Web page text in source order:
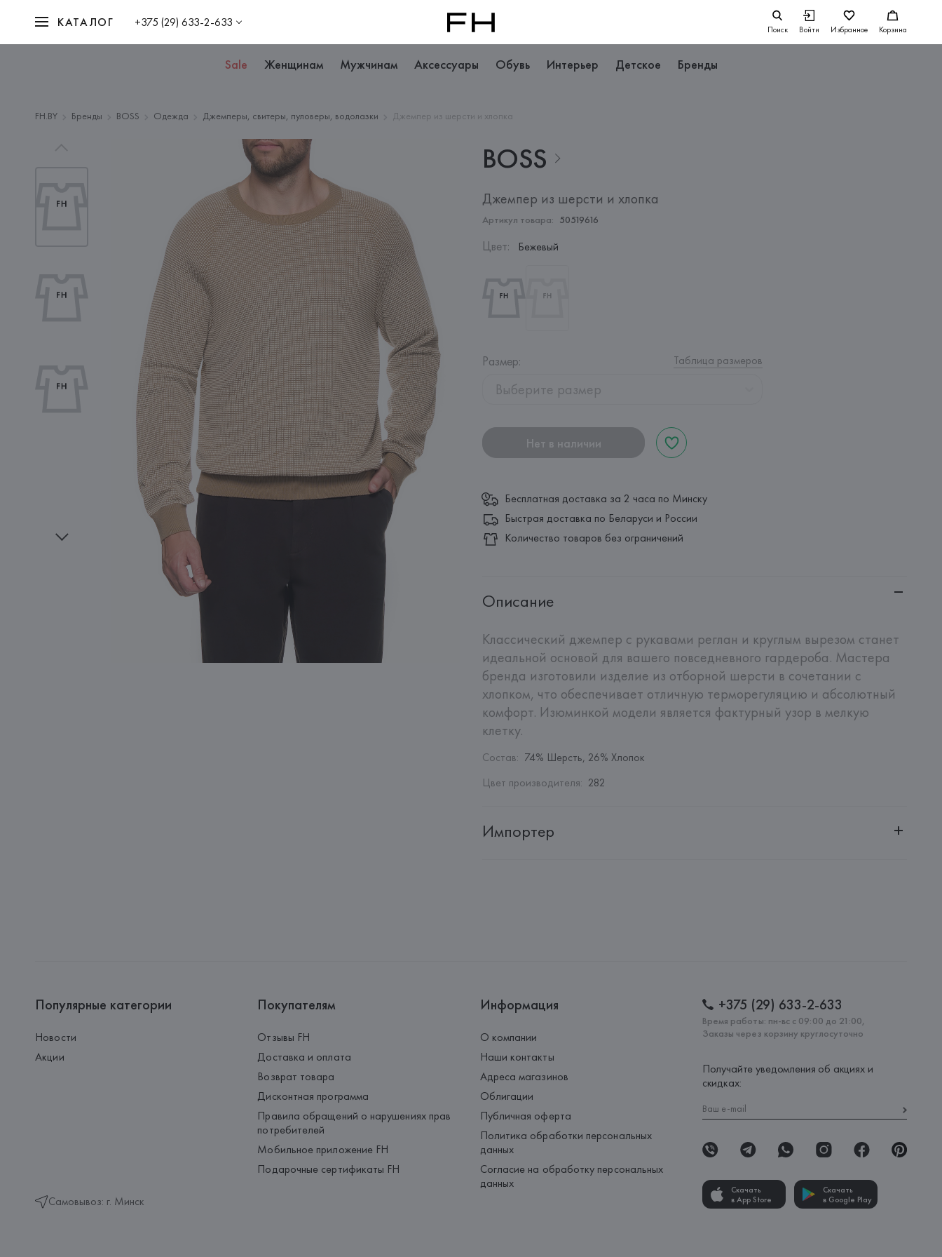
КАТАЛОГ +375 (29) 633-2-633 Поиск Войти Избранное Корзина
Sale Женщинам Мужчинам Аксессуары Обувь Интерьер Детское Бренды
FH.BY Бренды BOSS Одежда Джемперы, свитеры, пуловеры, водолазки Джемпер из шерсти и хлопка
BOSS
Джемпер из шерсти и хлопка
Артикул товара: 50519616
Цвет: Бежевый
Размер: Таблица размеров
Выберите размер
Нет в наличии
Бесплатная доставка за 2 часа по Минску
Быстрая доставка по Беларуси и России
Количество товаров без ограничений
Описание
Классический джемпер с рукавами реглан и круглым вырезом станет
идеальной основой для вашего повседневного гардероба. Мастера
бренда изготовили изделие из отборной шерсти в сочетании с
хлопком, что обеспечивает отличную терморегуляцию и абсолютный
комфорт. Изюминкой модели является фактурный узор в мелкую
клетку.
Состав: 74% Шерсть, 26% Хлопок
Цвет производителя: 282
Импортер
Популярные категории
Новости
Акции
Самовывоз: г. Минск
Покупателям
Отзывы FH
Доставка и оплата
Возврат товара
Дисконтная программа
Правила обращений о нарушениях прав
потребителей
Мобильное приложение FH
Подарочные сертификаты FH
Информация
О компании
Наши контакты
Адреса магазинов
Облигации
Публичная оферта
Политика обработки персональных
данных
Согласие на обработку персональных
данных
+375 (29) 633-2-633
Время работы: пн-вс с 09:00 до 21:00,
Заказы через корзину круглосуточно
Получайте уведомления об акциях и
скидках:
Скачать
в App Store
Скачать
в Google Play